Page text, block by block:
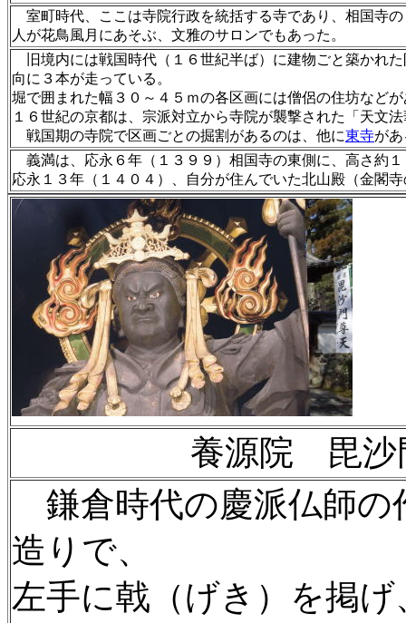
室町時代、ここは寺院行政を統括する寺であり、相国寺
人が花鳥風月にあそぶ、文雅のサロンでもあった。
旧境内には戦国時代（１６世紀半ば）に建物ごと築かれ
向に３本が走っている。
堀で囲まれた幅３０～４５ｍの各区画には僧侶の住坊など
１６世紀の京都は、宗派対立から寺院が襲撃された「天文
戦国期の寺院で区画ごとの掘割があるのは、他に東寺が
義満は、応永６年（１３９９）相国寺の東側に、高さ約
応永１３年（１４０４）、自分が住んでいた北山殿（金閣
養源院 毘沙
鎌倉時代の慶派仏師の
造りで、
左手に戟（げき）を掲